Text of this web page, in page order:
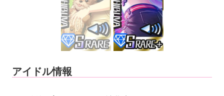
アイドル情報